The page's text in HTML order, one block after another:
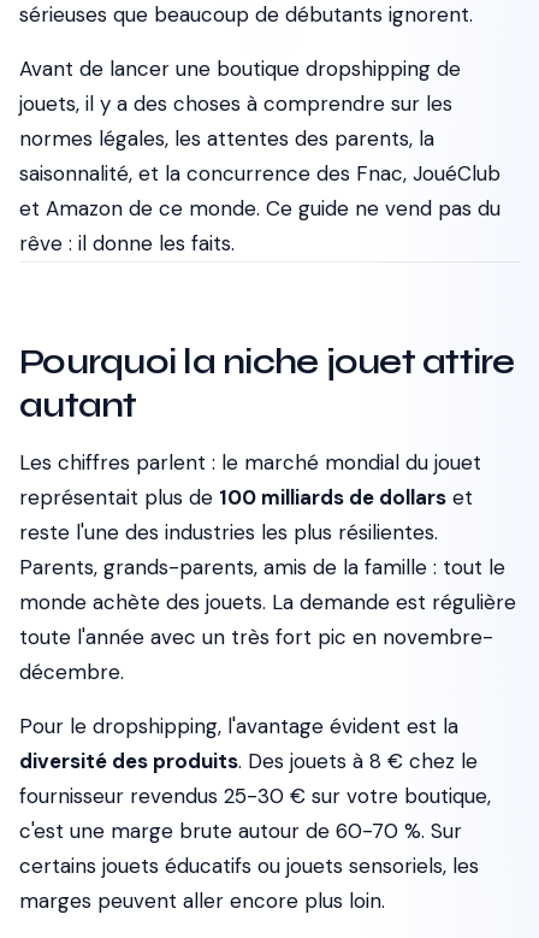
sérieuses que beaucoup de débutants ignorent.
Avant de lancer une boutique dropshipping de
jouets, il y a des choses à comprendre sur les
normes légales, les attentes des parents, la
saisonnalité, et la concurrence des Fnac, JouéClub
et Amazon de ce monde. Ce guide ne vend pas du
rêve : il donne les faits.
Pourquoi la niche jouet attire
autant
Les chiffres parlent : le marché mondial du jouet
représentait plus de 100 milliards de dollars et
reste l'une des industries les plus résilientes.
Parents, grands-parents, amis de la famille : tout le
monde achète des jouets. La demande est régulière
toute l'année avec un très fort pic en novembre-
décembre.
Pour le dropshipping, l'avantage évident est la
diversité des produits. Des jouets à 8 € chez le
fournisseur revendus 25-30 € sur votre boutique,
c'est une marge brute autour de 60-70 %. Sur
certains jouets éducatifs ou jouets sensoriels, les
marges peuvent aller encore plus loin.